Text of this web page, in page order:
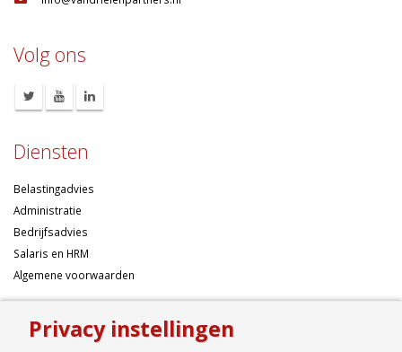
Volg ons
Diensten
Belastingadvies
Administratie
Bedrijfsadvies
Salaris en HRM
Algemene voorwaarden
Over ons
Privacy instellingen